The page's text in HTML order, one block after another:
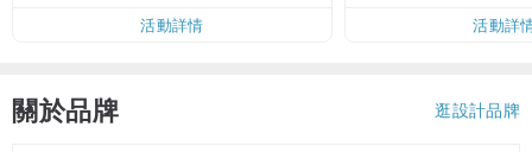
活動詳情
活動詳
關於品牌 逛設計品牌